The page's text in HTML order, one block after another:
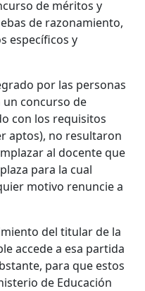
de méritos y
de razonamiento,
específicos y
por las personas
concurso de
con los requisitos
aptos), no resultaron
al docente que
para la cual
motivo renuncie a
del titular de la
accede a esa partida
para que estos
de Educación